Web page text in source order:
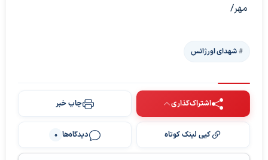
مهر/
شهدای اورژانس
اشتراک‌گذاری چاپ خبر
کپی لینک کوتاه دیدگاه‌ها 0